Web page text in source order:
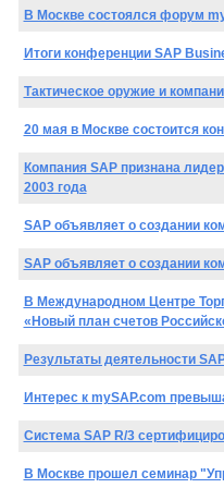
В Москве состоялся форум
Итоги конференции SAP
Тактическое оружие и
20 мая в Москве состоится
Компания SAP признана
2003 года
SAP объявляет о создании
SAP объявляет о создании
В Международном Центре
«Новый план счетов
Результаты деятельности
Интерес к mySAP.com
Cистема SAP R/3
В Москве прошел семинар